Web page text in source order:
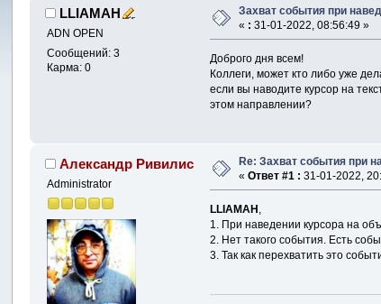
LLIAMAH
ADN OPEN
Сообщений: 3
Карма: 0
Захват события при
« : 31-01-2022, 08:56:49 »
Доброго дня всем!
Коллеги, может кто либо уже
если вы наводите курсор на
этом направлении?
Александр Ривилис
Administrator
Re: Захват события при
«Ответ #1 : 31-01-2022,
LLIAMAH,
1. При наведении курсора на
2. Нет такого события. Есть
3. Так как перехватить это